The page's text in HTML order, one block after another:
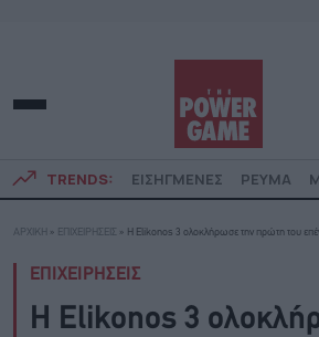
TRENDS: ΕΙΣΗΓΜΕΝΕΣ ΡΕΥΜΑ
ΑΡΧΙΚΗ » ΕΠΙΧΕΙΡΗΣΕΙΣ » Η Elikonos 3 ολοκλήρωσε την πρώτη του
ΕΠΙΧΕΙΡΗΣΕΙΣ
Η Elikonos 3